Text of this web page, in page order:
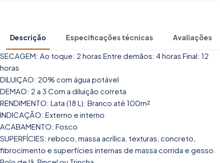
Descrição Especificações técnicas Avaliações
SECAGEM: Ao toque: 2 horas Entre demãos: 4 horas Final: 12
horas
DILUIÇAO: 20% com água potável
DEMAO: 2 a 3 Com a diluição correta
RENDIMENTO: Lata (18 L): Branco até 100m²
INDICAÇÃO: Externo e interno
ACABAMENTO: Fosco
SUPERFÍCIES: reboco, massa acrílica, texturas, concreto,
fibrocimento e superfícies internas de massa corrida e gesso.